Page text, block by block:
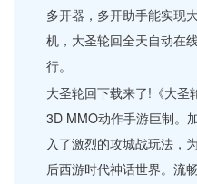
多开器，多开助手能实现
机，大圣轮回全天自动在
行。
大圣轮回下载来了!《大圣
3D MMO动作手游巨制。
入了激烈的攻城战玩法，
后西游时代神话世界。流